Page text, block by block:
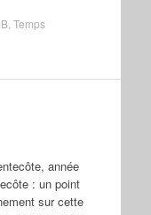
, Temps
année
: un point
sur cette